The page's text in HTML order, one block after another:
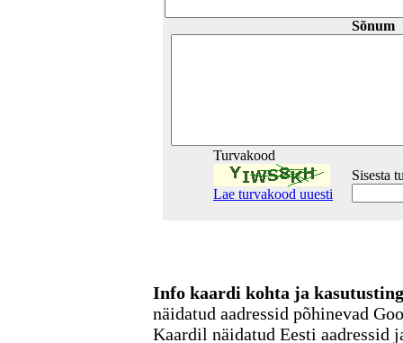
Sõnum
Turvakood
Lae turvakood uuesti
Sisesta
Info kaardi kohta ja
näidatud aadressid põhinevad
Kaardil näidatud Eesti aadressid